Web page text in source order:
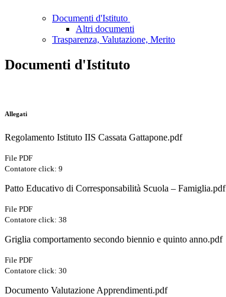
Documenti d'Istituto
Altri documenti
Trasparenza, Valutazione, Merito
Documenti d'Istituto
Allegati
Regolamento Istituto IIS Cassata Gattapone.pdf
File PDF
Contatore click: 9
Patto Educativo di Corresponsabilità Scuola – Famiglia.pdf
File PDF
Contatore click: 38
Griglia comportamento secondo biennio e quinto anno.pdf
File PDF
Contatore click: 30
Documento Valutazione Apprendimenti.pdf